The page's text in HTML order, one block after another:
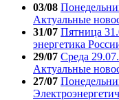
03/08
Актуальные
31/07 Пятница
энергетика
29/07 Среда
Актуальные
27/07